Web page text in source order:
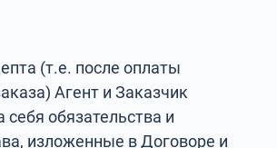
(т.е. после оплаты
Агент и Заказчик
обязательства и
изложенные в Договоре и